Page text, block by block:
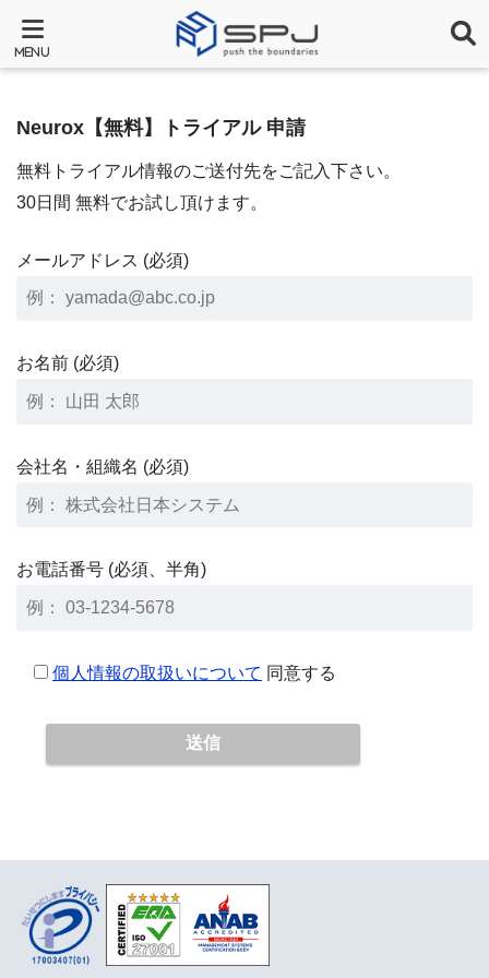
Neurox【無料】トライアル 申請
無料トライアル情報のご送付先をご記入下さい。
30日間 無料でお試し頂けます。
メールアドレス (必須)
お名前 (必須)
会社名・組織名 (必須)
お電話番号 (必須、半角)
個人情報の取扱いについて 同意する